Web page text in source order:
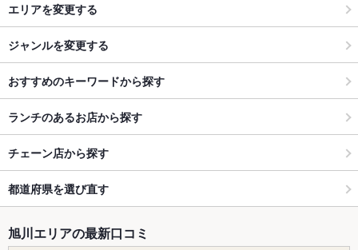
エリアを変更する
ジャンルを変更する
おすすめのキーワードから探す
ランチのあるお店から探す
チェーン店から探す
都道府県を選び直す
旭川エリアの最新口コミ